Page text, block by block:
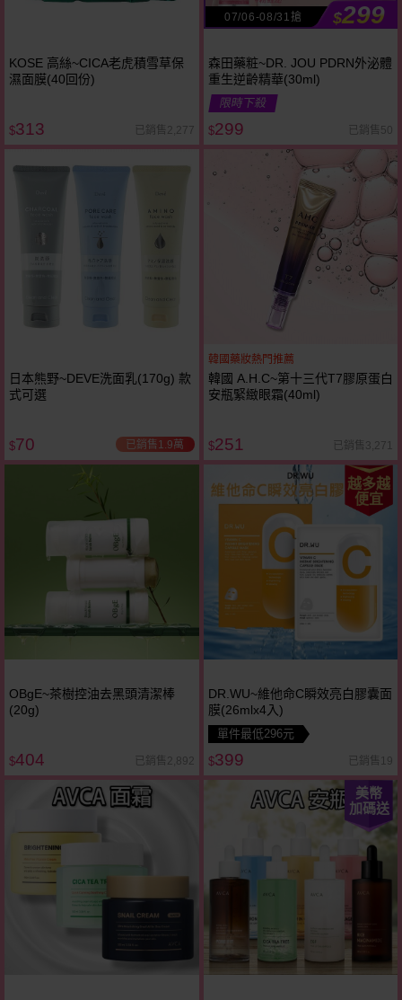
KOSE 高絲~CICA老虎積雪草保
濕面膜(40回份)
$313 已銷售2,277
07/06-08/31搶 $299
森田藥粧~DR. JOU PDRN外泌體
重生逆齡精華(30ml)
限時下殺
$299 已銷售50
日本熊野~DEVE洗面乳(170g) 款
式可選
$70 已銷售1.9萬
韓國藥妝熱門推薦
韓國 A.H.C~第十三代T7膠原蛋白
安瓶緊緻眼霜(40ml)
$251 已銷售3,271
OBgE~茶樹控油去黑頭清潔棒
(20g)
$404 已銷售2,892
越多越
便宜
DR.WU~維他命C瞬效亮白膠囊面
膜(26mlx4入)
單件最低296元
$399 已銷售19
美幣
加碼送